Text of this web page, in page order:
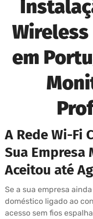
em
A Rede Wi-Fi
Sua Empresa
Aceitou até
Se a sua empresa
doméstico ligado ao
acesso sem fios